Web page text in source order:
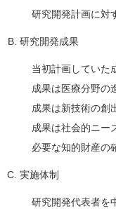
研究開発計画に対
研究開発成果
当初計画していた
成果は医療分野の
成果は新技術の創
成果は社会的ニー
必要な知的財産の
実施体制
研究開発代表者を